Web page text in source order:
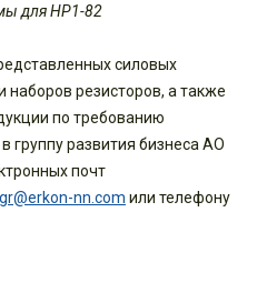
для НР1-82
силовых
наборов резисторов, а также
по требованию
группу развития бизнеса АО
почт
gr@erkon-nn.com или телефону